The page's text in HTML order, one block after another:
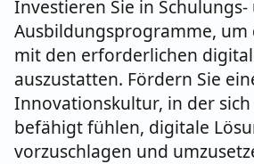
Investieren Sie in Schulungs-
Ausbildungsprogramme, um
mit den erforderlichen
auszustatten. Fördern Sie
Innovationskultur, in der
befähigt fühlen, digitale
vorzuschlagen und